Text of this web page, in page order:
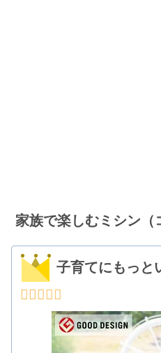
家族で楽しむミシン（
子育てにもっと